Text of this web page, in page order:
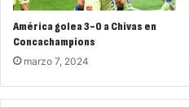
América golea 3-0 a Chivas en
Concachampions
marzo 7, 2024